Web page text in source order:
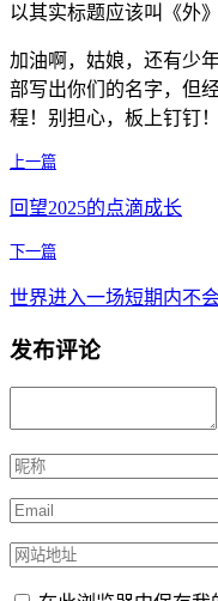
以其实标题应该叫《外》
加油啊，姑娘，还有少
部写出你们的名字，但
程！别担心，板上钉钉！
上一篇
回望2025的点滴成长
下一篇
世界进入一场短期内不
发布评论